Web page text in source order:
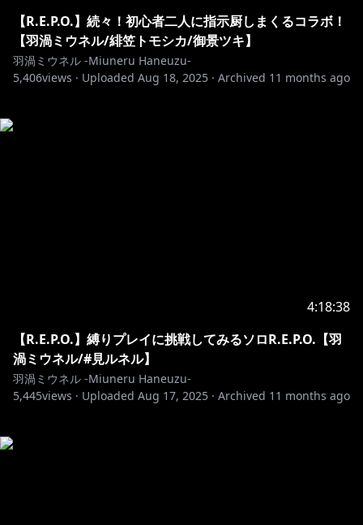
【R.E.P.O.】続々！初心者二人に指示厨しまくるコラボ！
【羽渦ミウネル/緋笠トモシカ/御景ツキ】
羽渦ミウネル -Miuneru Haneuzu-
5,406views · Uploaded Aug 18, 2025 · Archived 11 months ago
4:18:38
【R.E.P.O.】縛りプレイに挑戦してみるソロR.E.P.O.【羽
渦ミウネル/#見ルネル】
羽渦ミウネル -Miuneru Haneuzu-
5,445views · Uploaded Aug 17, 2025 · Archived 11 months ago